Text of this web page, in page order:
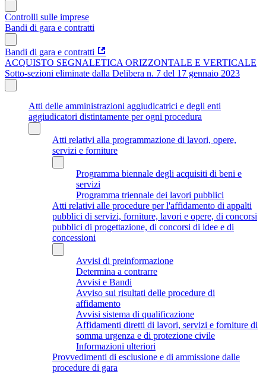
Controlli sulle imprese
Bandi di gara e contratti
Bandi di gara e contratti
ACQUISTO SEGNALETICA ORIZZONTALE E VERTICALE
Sotto-sezioni eliminate dalla Delibera n. 7 del 17 gennaio 2023
Atti delle amministrazioni aggiudicatrici e degli enti
aggiudicatori distintamente per ogni procedura
Atti relativi alla programmazione di lavori, opere,
servizi e forniture
Programma biennale degli acquisiti di beni e
servizi
Programma triennale dei lavori pubblici
Atti relativi alle procedure per l'affidamento di appalti
pubblici di servizi, forniture, lavori e opere, di concorsi
pubblici di progettazione, di concorsi di idee e di
concessioni
Avvisi di preinformazione
Determina a contrarre
Avvisi e Bandi
Avviso sui risultati delle procedure di
affidamento
Avvisi sistema di qualificazione
Affidamenti diretti di lavori, servizi e forniture di
somma urgenza e di protezione civile
Informazioni ulteriori
Provvedimenti di esclusione e di ammissione dalle
procedure di gara